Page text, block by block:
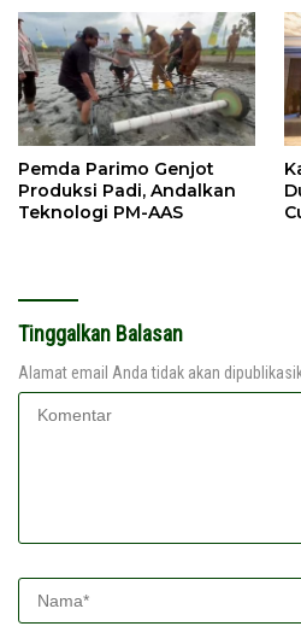
Pemda Parimo Genjot
Produksi Padi, Andalkan
Teknologi PM-AAS
Tinggalkan Balasan
Alamat email Anda tidak akan